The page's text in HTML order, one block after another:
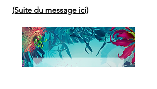
(Suite du message ici)